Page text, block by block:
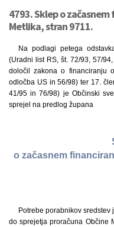
4793. Sklep o
Metlika, stran 9711.
Na podlagi petega
(Uradni list RS, št. 72/93, 57/
določil zakona o financiranju
odločba US in 56/98) ter 17.
41/95 in 76/98) je Občinski
sprejel na predlog župana
o začasnem
Potrebe porabnikov sredstev
do sprejetja proračuna Občine